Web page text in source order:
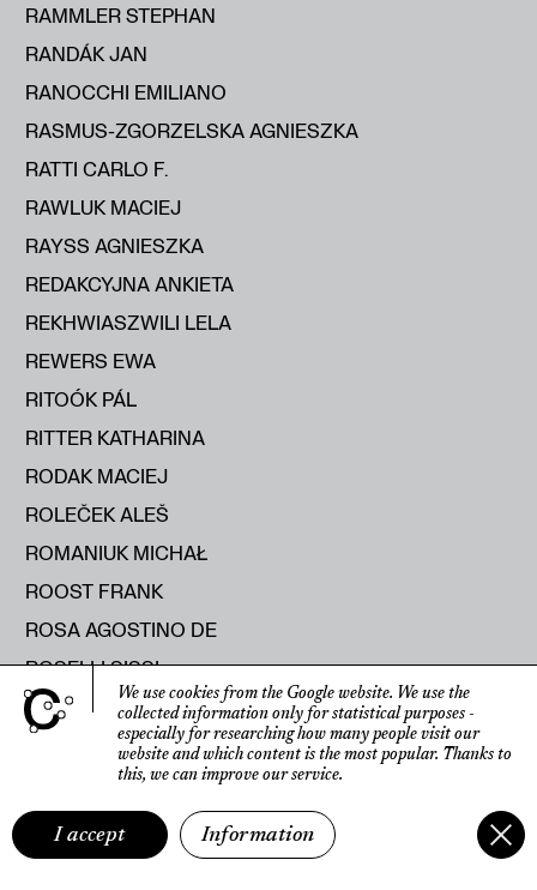
RAMMLER STEPHAN
RANDÁK JAN
RANOCCHI EMILIANO
RASMUS-ZGORZELSKA AGNIESZKA
RATTI CARLO F.
RAWLUK MACIEJ
RAYSS AGNIESZKA
REDAKCYJNA ANKIETA
REKHWIASZWILI LELA
REWERS EWA
RITOÓK PÁL
RITTER KATHARINA
RODAK MACIEJ
ROLEČEK ALEŠ
ROMANIUK MICHAŁ
ROOST FRANK
ROSA AGOSTINO DE
ROSELLI SISSI
ROSIŃSKA MONIKA
ROTBARD SHARON
ROUX HANNAH LE
RUKSZA STANISŁAW
RUMIŃSKA ANNA
We use cookies from the Google website. We use the
collected information only for statistical purposes -
especially for researching how many people visit our
website and which content is the most popular. Thanks to
this, we can improve our service.
I accept Information